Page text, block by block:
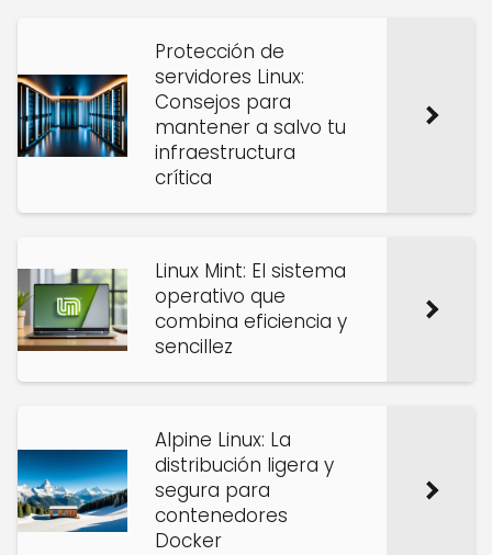
Protección de
servidores Linux:
Consejos para
mantener a salvo tu
infraestructura
crítica
Linux Mint: El sistema
operativo que
combina eficiencia y
sencillez
Alpine Linux: La
distribución ligera y
segura para
contenedores
Docker